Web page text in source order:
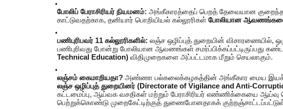
போலிப் பேராசிரியர் நியமனம்: அங்கீகாரத்தைப் பெறத் தேவையான
காட்டுவதற்காக, தனியார் பொறியியல் கல்லூரிகள் போலியான
பணிபுரிபவர் 11 கல்லூரிகளில்: லஞ்ச ஒழிப்புத் துறையின் விசாரணையில்,
பணிபுரிவது போன்று போலியான ஆவணங்கள் சமர்ப்பிக்கப்பட்டிருப்பது
Technical Education) விதிமுறைகளை அப்பட்டமாக மீறும் செயலாகும்.
லஞ்சம் கைமாறியதா? அண்ணா பல்கலைக்கழகத்தின் அங்கீகார மைய
லஞ்ச ஒழிப்புத் துறையினர் (Directorate of Vigilance and Anti-
கட்டமைப்பு, ஆய்வக வசதிகள் மற்றும் பேராசிரியர் எண்ணிக்கையை
பெற்றுக்கொண்டு முறைகேட்டிற்குத் துணைபோனதாகக்